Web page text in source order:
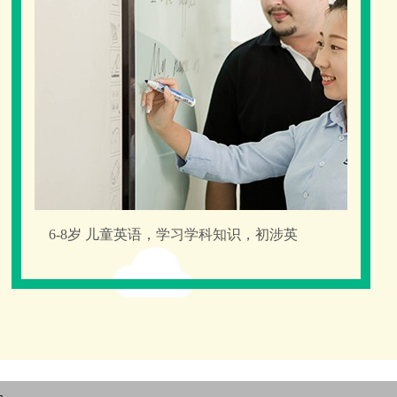
6-8岁 儿童英语，学习学科知识，初涉英